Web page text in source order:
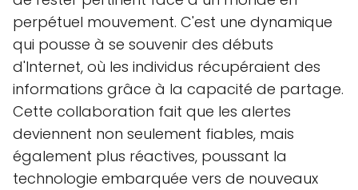
perpétuel mouvement. C'est une dynamique
qui pousse à se souvenir des débuts
d'Internet, où les individus récupéraient des
informations grâce à la capacité de partage.
Cette collaboration fait que les alertes
deviennent non seulement fiables, mais
également plus réactives, poussant la
technologie embarquée vers de nouveaux